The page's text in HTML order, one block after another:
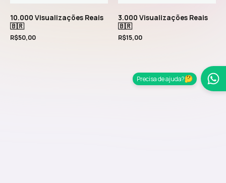
10.000 Visualizações Reais
🇧🇷
R$50,00
3.000 Visualizações Reais
🇧🇷
R$15,00
Precisa de ajuda?